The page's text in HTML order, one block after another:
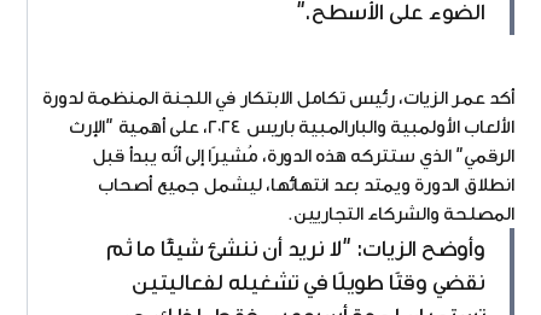
الضوء على الأسطح."
أكد عمر الزيات، رئيس تكامل الابتكار في اللجنة المنظمة لدورة
الألعاب الأولمبية والبارالمبية باريس ٢٠٢٤، على أهمية "الإرث
الرقمي" الذي ستتركه هذه الدورة، مُشيرًا إلى أنّه يبدأ قبل
انطلاق الدورة ويمتد بعد انتهائها، ليشمل جميع أصحاب
المصلحة والشركاء التجاريين.
وأوضح الزيات: "لا نريد أن ننشئ شيئًا ما ثم
نقضي وقتًا طويلًا في تشغيله لفعاليتين